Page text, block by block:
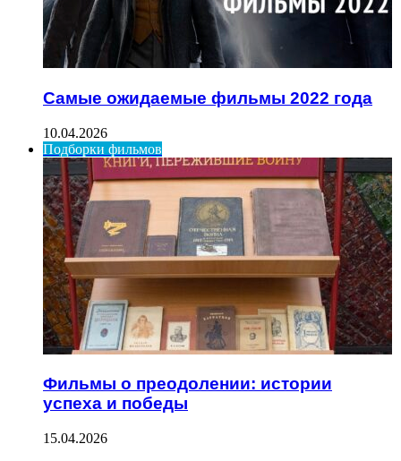
Самые ожидаемые фильмы 2022 года
10.04.2026
Подборки фильмов
Фильмы о преодолении: истории
успеха и победы
15.04.2026